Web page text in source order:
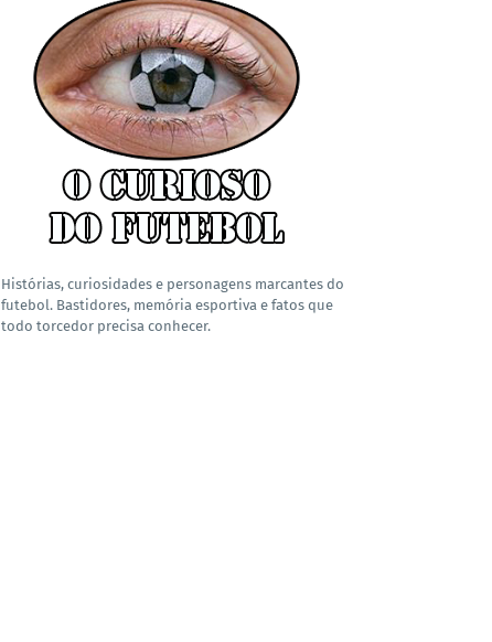
Histórias, curiosidades e personagens marcantes do
futebol. Bastidores, memória esportiva e fatos que
todo torcedor precisa conhecer.